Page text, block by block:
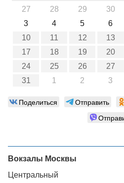
27
28 29 30
3
4 5 6
10
11 12 13
17
18 19 20
24
25 26 27
31
1 2 3
Поделиться Отправить
Вокзалы Москвы
Центральный